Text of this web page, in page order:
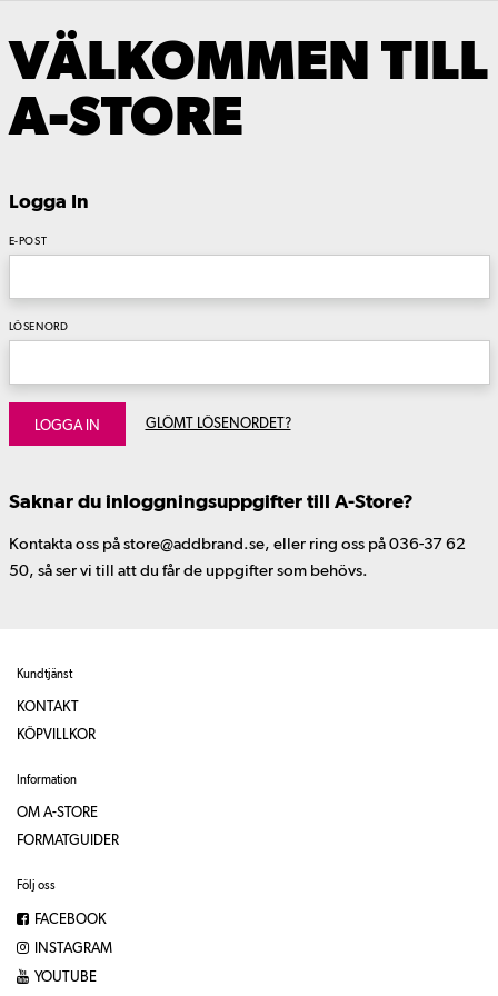
VÄLKOMMEN TILL
A-STORE
Logga In
E-POST
LÖSENORD
LOGGA IN GLÖMT LÖSENORDET?
Saknar du inloggningsuppgifter till A-Store?
Kontakta oss på store@addbrand.se, eller ring oss på 036-37 62
50, så ser vi till att du får de uppgifter som behövs.
Kundtjänst
KONTAKT
KÖPVILLKOR
Information
OM A-STORE
FORMATGUIDER
Följ oss
FACEBOOK
INSTAGRAM
YOUTUBE